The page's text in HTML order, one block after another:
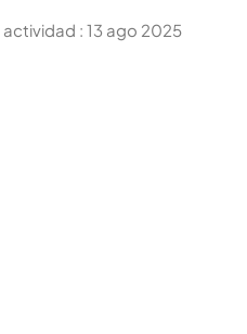
actividad : 13 ago 2025